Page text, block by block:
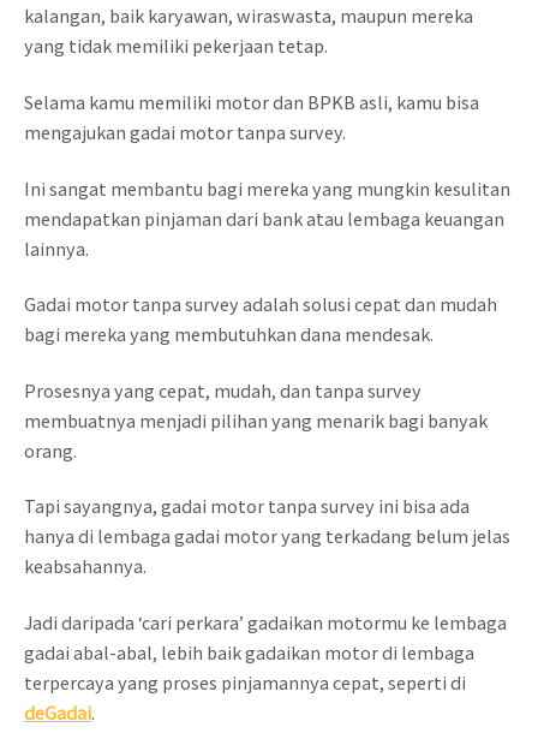
kalangan, baik karyawan, wiraswasta, maupun mereka
yang tidak memiliki pekerjaan tetap.
Selama kamu memiliki motor dan BPKB asli, kamu bisa
mengajukan gadai motor tanpa survey.
Ini sangat membantu bagi mereka yang mungkin kesulitan
mendapatkan pinjaman dari bank atau lembaga keuangan
lainnya.
Gadai motor tanpa survey adalah solusi cepat dan mudah
bagi mereka yang membutuhkan dana mendesak.
Prosesnya yang cepat, mudah, dan tanpa survey
membuatnya menjadi pilihan yang menarik bagi banyak
orang.
Tapi sayangnya, gadai motor tanpa survey ini bisa ada
hanya di lembaga gadai motor yang terkadang belum jelas
keabsahannya.
Jadi daripada ‘cari perkara’ gadaikan motormu ke lembaga
gadai abal-abal, lebih baik gadaikan motor di lembaga
terpercaya yang proses pinjamannya cepat, seperti di
deGadai.